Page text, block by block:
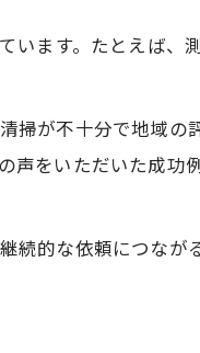
います。たとえば、
掃が不十分で地域の
声をいただいた成功
続的な依頼につなが